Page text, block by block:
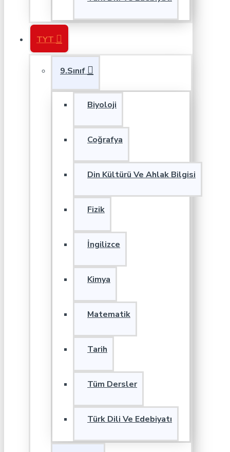
TYT
9.Sınıf
Biyoloji
Coğrafya
Din Kültürü Ve Ahlak Bilgisi
Fizik
İngilizce
Kimya
Matematik
Tarih
Tüm Dersler
Türk Dili Ve Edebiyatı